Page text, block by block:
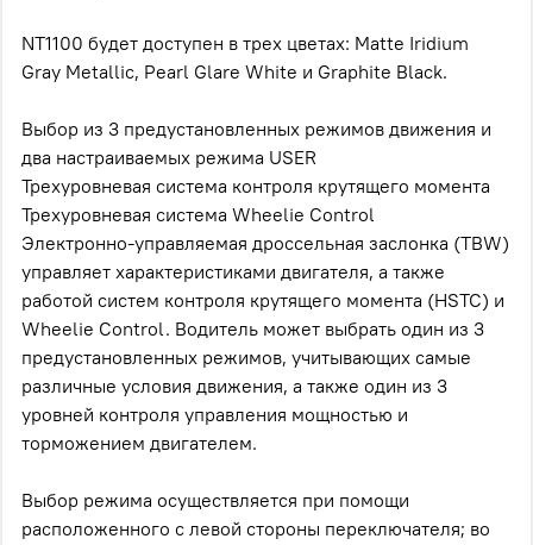
NT1100 будет доступен в трех цветах: Matte Iridium
Gray Metallic, Pearl Glare White и Graphite Black.
Выбор из 3 предустановленных режимов движения и
два настраиваемых режима USER
Трехуровневая система контроля крутящего момента
Трехуровневая система Wheelie Control
Электронно-управляемая дроссельная заслонка (TBW)
управляет характеристиками двигателя, а также
работой систем контроля крутящего момента (HSTC) и
Wheelie Control. Водитель может выбрать один из 3
предустановленных режимов, учитывающих самые
различные условия движения, а также один из 3
уровней контроля управления мощностью и
торможением двигателем.
Выбор режима осуществляется при помощи
расположенного с левой стороны переключателя; во